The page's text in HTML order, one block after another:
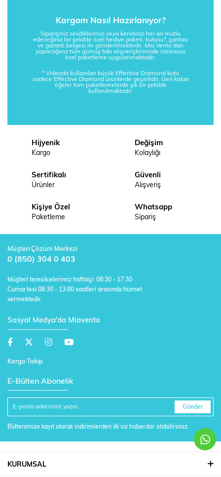
Kargom Nasıl Hazırlanıyor?
Siparişiniz sevdiklerinizi veya kendinizi her an mutlu
edeceğiniz bir şekilde özel hediye paketi, kutusu*, çantası
ve garanti belgesi ile gönderilmektedir. Mia Vento’dan
yapacağınız tüm gümüş takı alışverişlerinizde istisnasız
özel paketleme uygulanmaktadır.
* Videoda kullanılan büyük Effective Diamond kutu
sadece Effective Diamond ürünlerde geçerlidir. Geri kalan
öğeler tüm paketlemelerde şık bir şekilde
kullanılmaktadır.
Hijyenik
Kargo
Değişim
Kolaylığı
Sertifikalı
Ürünler
Güvenli
Alışveriş
Kişiye Özel
Paketleme
Whatsapp
Sipariş
Müşteri Çözüm Merkezi
0 (850) 304 0 403
Müşteri temsilcelerimiz haftaiçi: 08:30 - 17:30
Cumartesi 08:30 - 13:00 saatleri arasında hizmet
vermektedir.
Sosyal Medya'da Miavento
Kargo Takip
E-Bülten Abonelik
Gönder
Bültenimize kayıt olarak indirimlerden ilk siz haberdar olabilirsiniz.
KURUMSAL